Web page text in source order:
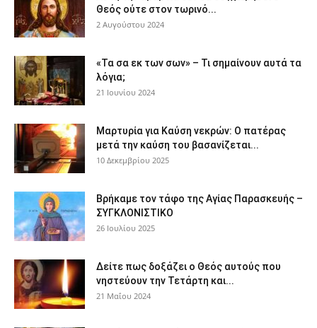
Θεός ούτε στον τωρινό...
2 Αυγούστου 2024
«Τα σα εκ των σων» – Τι σημαίνουν αυτά τα
λόγια;
21 Ιουνίου 2024
Μαρτυρία για Καύση νεκρών: Ο πατέρας
μετά την καύση του βασανίζεται...
10 Δεκεμβρίου 2025
Βρήκαμε τον τάφο της Αγίας Παρασκευής –
ΣΥΓΚΛΟΝΙΣΤΙΚΟ
26 Ιουλίου 2025
Δείτε πως δοξάζει ο Θεός αυτούς που
νηστεύουν την Τετάρτη και...
21 Μαΐου 2024